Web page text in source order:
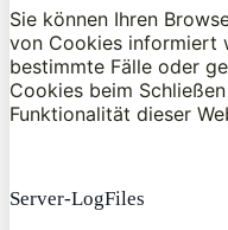
Sie können Ihren
von Cookies informiert
bestimmte Fälle oder
Cookies beim
Funktionalität dieser
Server-LogFiles